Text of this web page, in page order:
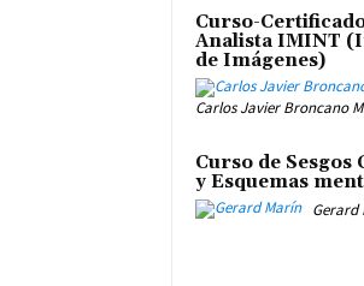
Curso-
Analista IMINT
de Imágenes)
Carlos Javier Broncano
Curso de Sesgos
y Esquemas
Gerard